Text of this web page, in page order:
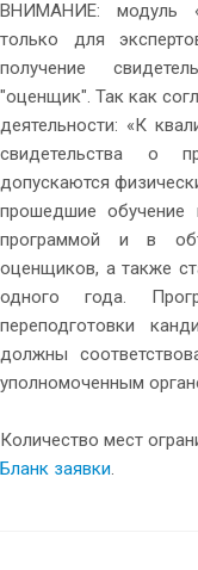
ВНИМАНИЕ: модуль
только для
получение
"оценщик". Так как
деятельности: «К
свидетельства о
допускаются
прошедшие обучение
программой и в
оценщиков, а также
одного года.
переподготовки
должны
уполномоченным
Количество мест
Бланк заявки.